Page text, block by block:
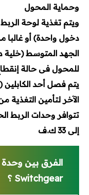
وحماية المحول
ويتم تغذية لوحة
دخول واحدة) أو
الجهد المتوسط (خلية
للمحول فى حالة
يتم فصل أحد الكابلين
الآخر لتأمين التغذية من
إلى 33 ك.ف
Switchgear ؟